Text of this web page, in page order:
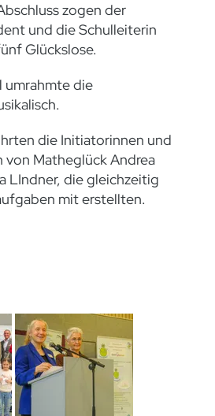
zogen der
und die Schulleiterin
Glückslose.
umrahmte die
die Initiatorinnen und
von Matheglück Andrea
LIndner, die gleichzeitig
mit erstellten.